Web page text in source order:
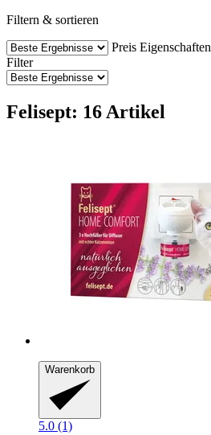
Filtern & sortieren
Preis Eigenschaften
Filter
Felisept: 16 Artikel
Warenkorb
5.0 (1)